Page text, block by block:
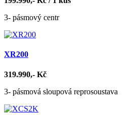
3- pásmový centr
XR200
319.990,- Kč
3- pásmová sloupová reprosoustava